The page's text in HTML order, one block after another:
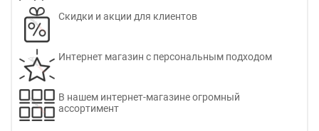
Скидки и акции для клиентов
Интернет магазин с персональным подходом
В нашем интернет-магазине огромный
ассортимент